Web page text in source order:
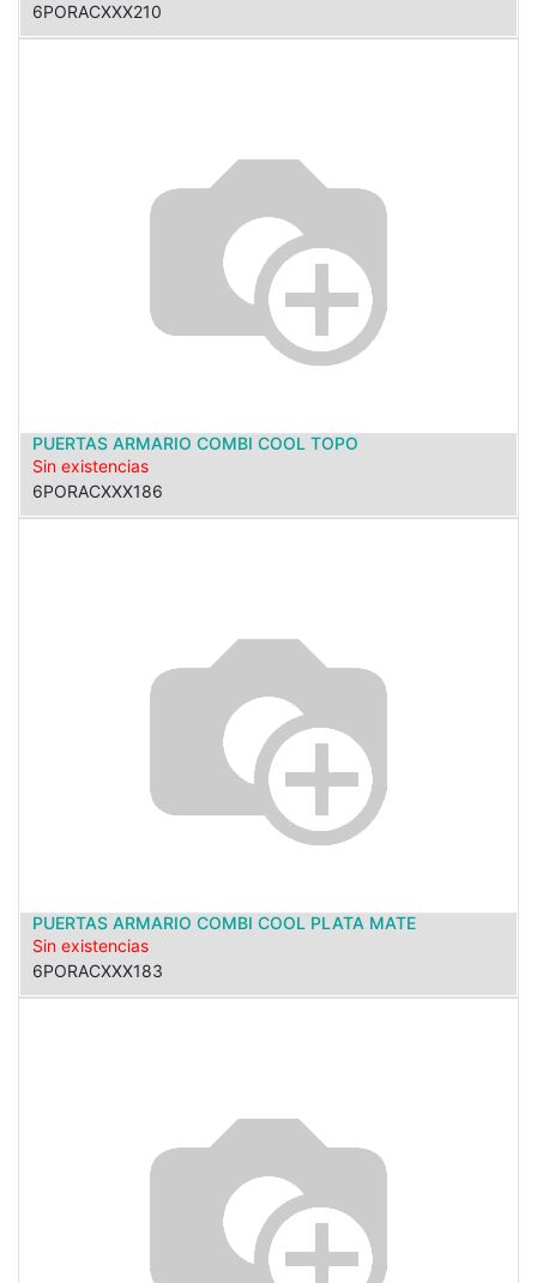
6PORACXXX210
PUERTAS ARMARIO COMBI COOL TOPO
Sin existencias
6PORACXXX186
PUERTAS ARMARIO COMBI COOL PLATA MATE
Sin existencias
6PORACXXX183